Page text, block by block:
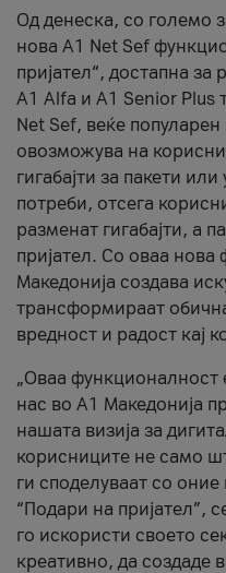
Од денеска, со големо
нова A1 Net Sef
пријател“, достапна
А1 Alfa и A1 Senior Plus
Net Sef, веќе
овозможува на
гигабајти за пакети
потреби, отсега
разменат гигабајти, а
пријател. Со оваа нова
Македонија создава
трансформираат
вредност и радост кај
„Оваа функционалност
нас во А1 Македонија
нашата визија за
корисниците не само
ги споделуваат со
“Подари на пријател”,
го искористи своето
креативно, да создаде